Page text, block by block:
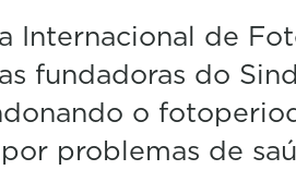
Internacional de
fundadoras do
o
problemas de